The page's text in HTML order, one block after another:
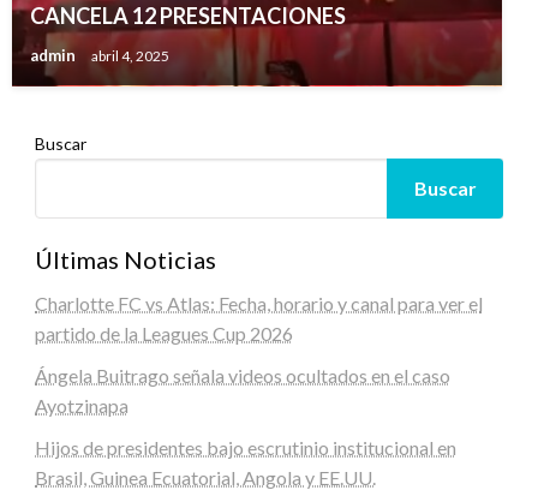
CANCELA 12 PRESENTACIONES
admin abril 4, 2025
Buscar
Buscar
Últimas Noticias
Charlotte FC vs Atlas: Fecha, horario y canal para ver el
partido de la Leagues Cup 2026
Ángela Buitrago señala videos ocultados en el caso
Ayotzinapa
Hijos de presidentes bajo escrutinio institucional en
Brasil, Guinea Ecuatorial, Angola y EE.UU.